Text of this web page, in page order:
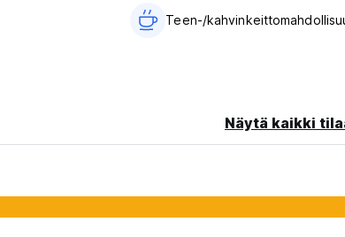
Teen-/
Näytä kaikki